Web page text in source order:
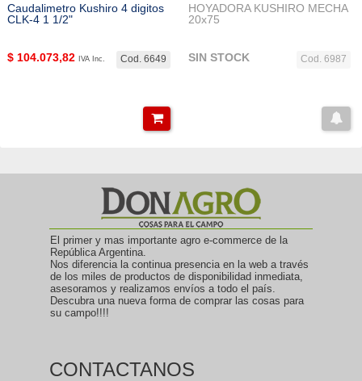
Caudalimetro Kushiro 4 digitos
CLK-4 1 1/2"
Cod. 6649
$ 104.073,82 IVA Inc.
HOYADORA KUSHIRO MECHA
20x75
Cod. 6987
SIN STOCK
El primer y mas importante agro e-commerce de la
República Argentina.
Nos diferencia la continua presencia en la web a través
de los miles de productos de disponibilidad inmediata,
asesoramos y realizamos envíos a todo el país.
Descubra una nueva forma de comprar las cosas para
su campo!!!!
CONTACTANOS